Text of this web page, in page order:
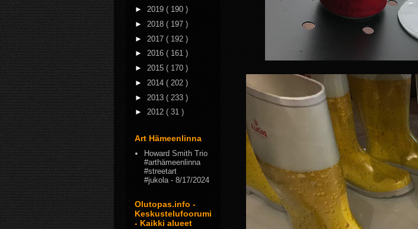
► 2019 ( 190 )
► 2018 ( 197 )
► 2017 ( 192 )
► 2016 ( 161 )
► 2015 ( 170 )
► 2014 ( 202 )
► 2013 ( 233 )
► 2012 ( 31 )
Art Hämeenlinna
Howard Smith Trio
#arthämeenlinna
#streetart
#jukola- 8/17/2024
Olutopas.info -
Keskustelufoorumi
- Kaikki alueet